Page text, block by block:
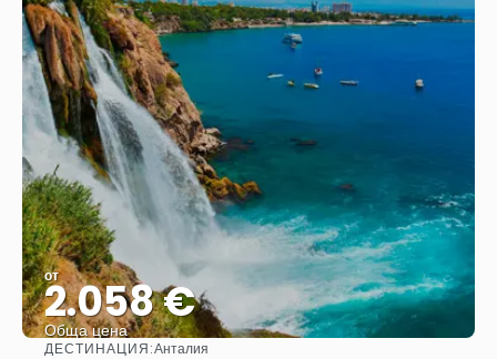
от
2.058 €
Обща цена
ДЕСТИНАЦИЯ:Анталия